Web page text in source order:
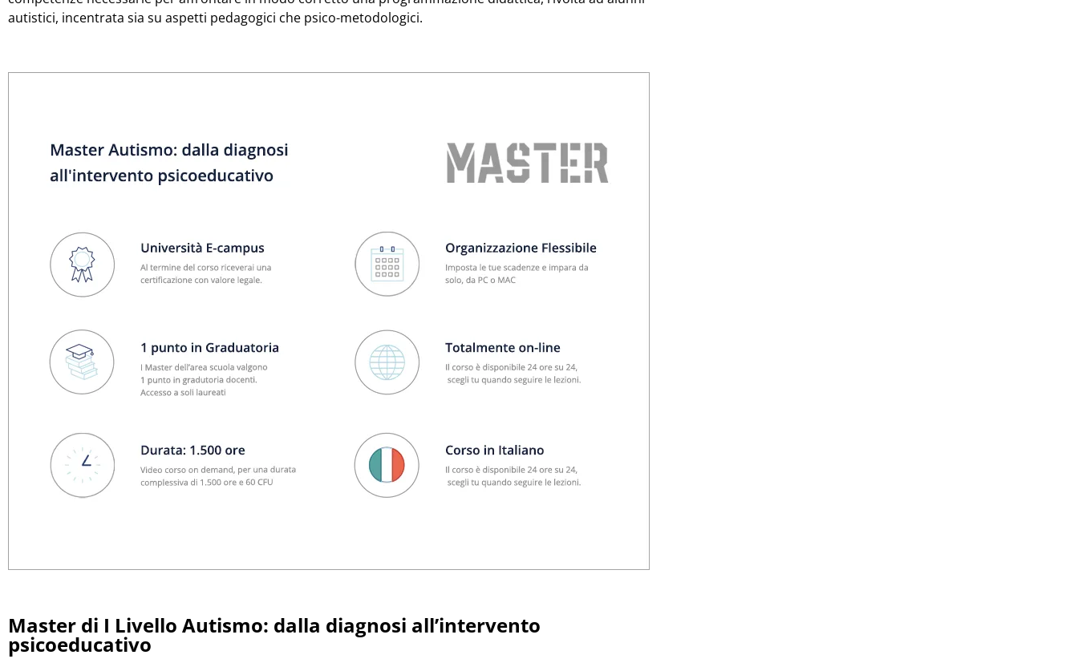
autistici, incentrata sia su aspetti pedagogici che psico-metodologici.
Master di I Livello Autismo: dalla diagnosi all’intervento
psicoeducativo